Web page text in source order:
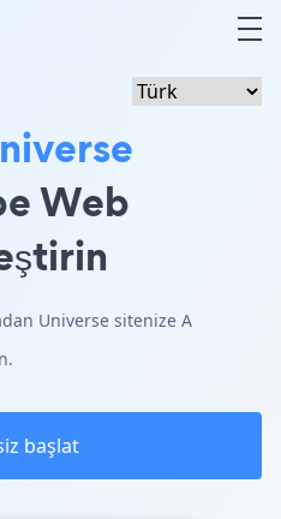
Web
Universe sitenize A
başlat